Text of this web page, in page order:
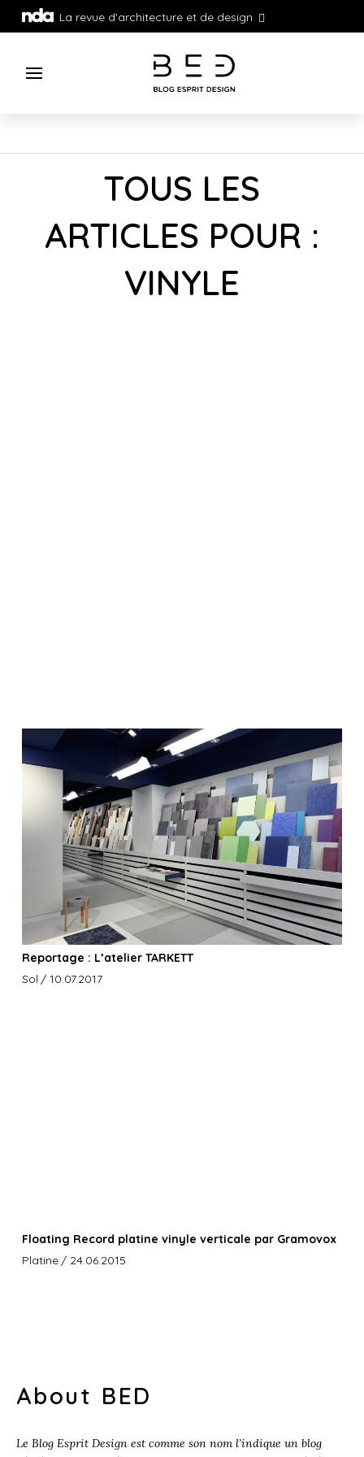
La revue d'architecture et de design
TOUS LES
ARTICLES POUR :
VINYLE
Reportage : L’atelier TARKETT
Sol / 10.07.2017
Floating Record platine vinyle verticale par Gramovox
Platine / 24.06.2015
About BED
Le Blog Esprit Design est comme son nom l’indique un blog